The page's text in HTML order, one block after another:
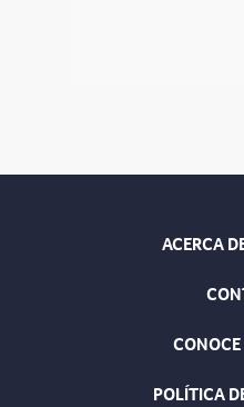
ACERCA
POLÍTICA